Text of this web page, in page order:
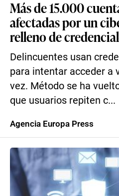
Más de 15.000
afectadas por un
relleno de
Delincuentes usan
para intentar acceder a
vez. Método se ha
que usuarios repiten c...
Agencia Europa Press